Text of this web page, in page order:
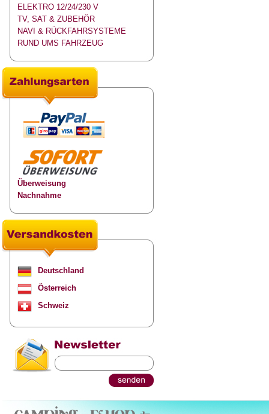
ELEKTRO 12/24/230 V
TV, SAT & ZUBEHÖR
NAVI & RÜCKFAHRSYSTEME
RUND UMS FAHRZEUG
Überweisung
Nachnahme
Deutschland
Österreich
Schweiz